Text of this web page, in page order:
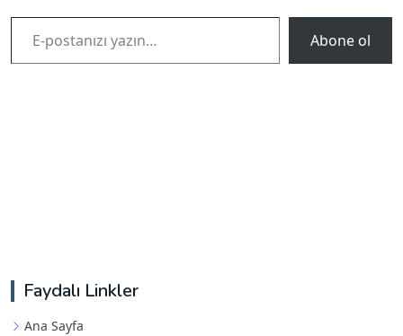
E-postanızı yazın…
Abone ol
Faydalı Linkler
Ana Sayfa